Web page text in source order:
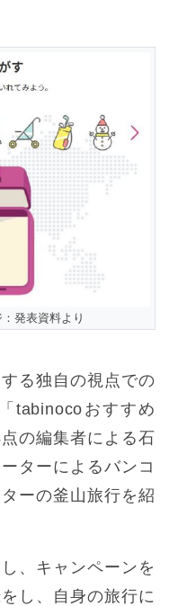
発表資料より
る独自の視点での
tabinocoおすすめ
の編集者による石
ターによるバンコ
ーの釜山旅行を紹
、キャンペーンを
し、自身の旅行に